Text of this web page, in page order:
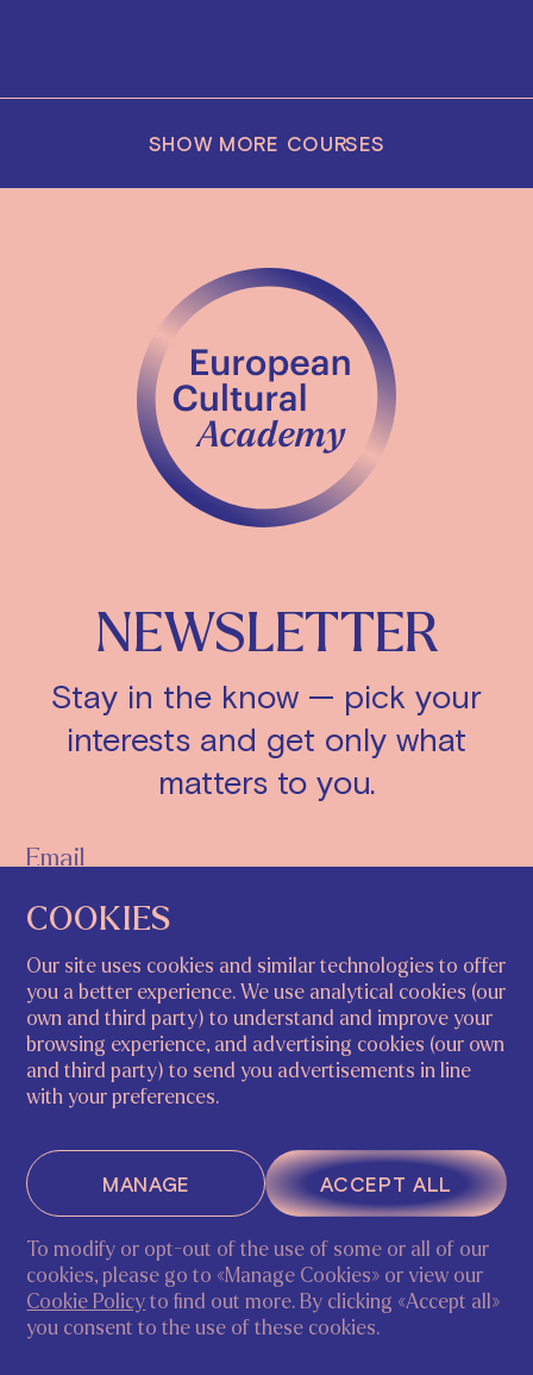
SHOW MORE COURSES
NEWSLETTER
Stay in the know — pick your
interests and get only what
matters to you.
Art
Architecture
Education
SUBSCRIBE
By clicking the button you agree with our Privacy
Policy
ASK A QUESTION S'INSCRIRE
COOKIES
Our site uses cookies and similar technologies to offer
you a better experience. We use analytical cookies (our
own and third party) to understand and improve your
browsing experience, and advertising cookies (our own
and third party) to send you advertisements in line
with your preferences.
MANAGE ACCEPT ALL
To modify or opt-out of the use of some or all of our
cookies, please go to «Manage Cookies» or view our
Cookie Policy to find out more. By clicking «Accept all»
you consent to the use of these cookies.